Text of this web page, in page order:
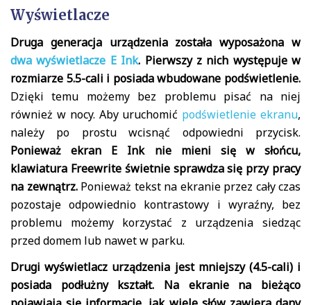
Wyświetlacze
Druga generacja urządzenia została wyposażona w
dwa wyświetlacze E Ink. Pierwszy z nich występuje w
rozmiarze 5.5-cali i posiada wbudowane podświetlenie.
Dzięki temu możemy bez problemu pisać na niej
również w nocy. Aby uruchomić podświetlenie ekranu,
należy po prostu wcisnąć odpowiedni przycisk.
Ponieważ ekran E Ink nie mieni się w słońcu,
klawiatura Freewrite świetnie sprawdza się przy pracy
na zewnątrz.Ponieważ tekst na ekranie przez cały czas
pozostaje odpowiednio kontrastowy i wyraźny, bez
problemu możemy korzystać z urządzenia siedząc
przed domem lub nawet w parku.
Drugi wyświetlacz urządzenia jest mniejszy (4.5-cali) i
posiada podłużny kształt. Na ekranie na bieżąco